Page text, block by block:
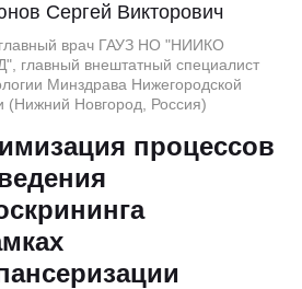
Сергей Викторович
врач ГАУЗ НО "НИИКО
главный внештатный специалист
Минздрава Нижегородской
(Нижний Новгород, Россия)
процессов